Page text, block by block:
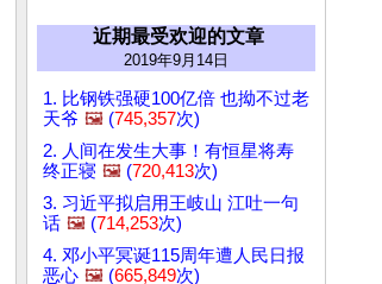
近期最受欢迎的文章
2019年9月14日
1. 比钢铁强硬100亿倍 也拗不过老
天爷 🖼️ (745,357次)
2. 人间在发生大事！有恒星将寿
终正寝 🖼️ (720,413次)
3. 习近平拟启用王岐山 江吐一句
话 🖼️ (714,253次)
4. 邓小平冥诞115周年遭人民日报
恶心 🖼️ (665,849次)